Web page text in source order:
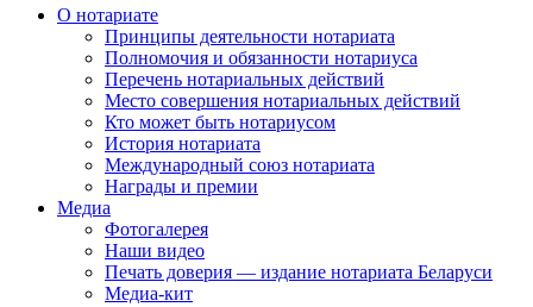
О нотариате
Принципы деятельности нотариата
Полномочия и обязанности нотариуса
Перечень нотариальных действий
Место совершения нотариальных действий
Кто может быть нотариусом
История нотариата
Международный союз нотариата
Награды и премии
Медиа
Фотогалерея
Наши видео
Печать доверия — издание нотариата Беларуси
Медиа-кит